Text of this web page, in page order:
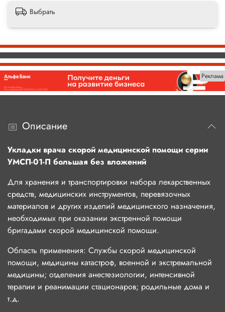
Выбрать
Реклама
Описание
Укладки врача скорой медицинской помощи серии
УМСП-01-П большая без вложений
Для хранения и транспортировки набора лекарственных
средств, медицинских инструментов, перевязочных
материалов и других изделий медицинского назначения,
необходимых при оказании экстренной помощи
бригадами скорой медицинской помощи.
Область применения: Службы скорой медицинской
помощи, медицины катастроф, военной и экстремальной
медицины; отделения анестезиологии, интенсивной
терапии и реанимации стационаров; родильные дома и
т.д.